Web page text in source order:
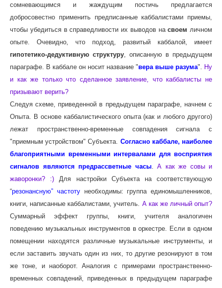
сомневающимся и жаждущим постичь предлагается
добросовестно применить предписанные каббалистами приемы,
чтобы убедиться в справедливости их выводов насвоем личном
опыте. Очевидно, что подход, развитый каббалой, имеет
гипотетико-дедуктивную структуру , описанную в предыдущем
параграфе. В каббале он носит название "вера выше разума".
Ну
и как же только что сделанное заявление, что каббалисты не
призывают верить?
Следуя схеме, приведенной в предыдущем параграфе, начнем с
Опыта. В основе каббалистического опыта (как и любого другого)
лежат пространственно-временные совпадения сигнала с
"приемным устройством" Субъекта. Согласно каббале, наиболее
благоприятными временными интервалами для восприятия
сигналов являются предрассветные часы. А как же совы и
жаворонки? :) Для настройки Субъекта на соответствующую
“резонансную” частотунеобходимы: группа единомышленников,
книги, написанные каббалистами, учитель. А как же личный опыт?
Суммарный эффект группы, книги, учителя аналогичен
поведению музыкальных инструментов в оркестре. Если в одном
помещении находятся различные музыкальные инструменты, и
если заставить звучать один из них, то другие резонируют в том
же тоне, и наоборот. Аналогия с примерами пространственно-
временных совпадений, приведенных в предыдущем параграфе